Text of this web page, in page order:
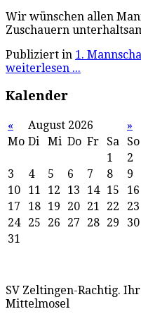
Wir wünschen allen
Zuschauern
Publiziert in 1.
weiterlesen ...
Kalender
« August 2026
»
Mo Di Mi Do Fr Sa
So
1
2
3
4 5 6 7 8
9
10
11 12 13 14 15
16
17
18 19 20 21 22
23
24
25 26 27 28 29
30
31
SV Zeltingen-Rachtig.
Mittelmosel